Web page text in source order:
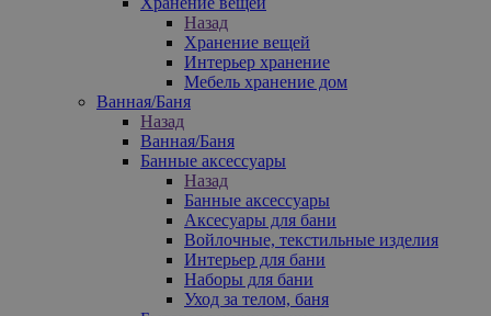
Назад
Хранение вещей
Интерьер хранение
Мебель хранение дом
Ванная/Баня
Назад
Ванная/Баня
Банные аксессуары
Назад
Банные аксессуары
Аксесуары для бани
Войлочные, текстильные изделия
Интерьер для бани
Наборы для бани
Уход за телом, баня